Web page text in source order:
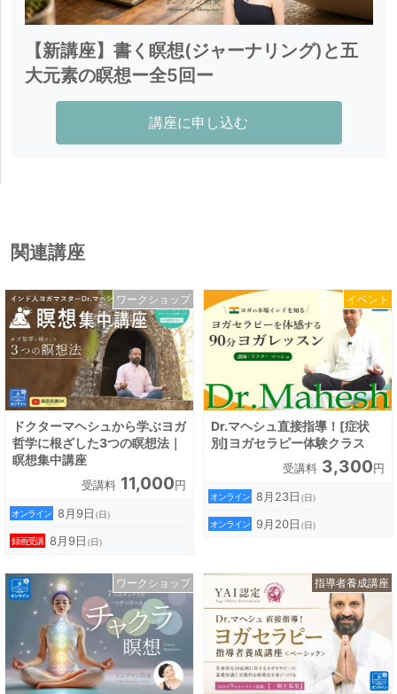
・大手企業、著名人のヨガ＆瞑想のプライベートクラ
ント
・六本木ミッドタウンヨガと瞑想イベント(2019年瞑
・ヨガジャパン(2018年バイリンガルヨガ講師)、
ト時代から始めたヨガに魅了され、そ
は15
年以上にわたり国内外でヨガの練習・指導をおこなっ
てお
り、ここ10年はボディワーク＆瞑想専門通訳者として
も著
名な講師の指導者養成講座、ワークショップ通訳者と
して
も活躍中である。現在もヨガアーサナと瞑想を日々実
ヨガ哲学を毎週通訳し、ボディワーク関連の書籍を愛
読し
Self Awareness (自己の気づき) と、Self Care (自己
のメンテ
ナンス) をクラスで大切 にしている 【 保有資格 】
・Associaton for Yoga and Meditaton in India
・200時間ヨガと瞑想講師養成講座終了（Diploma取
【新講座】書く瞑想(ジャーナリング)と五
大元素の瞑想ー全5回ー
講座に申し込む
関連講座
ドクターマヘシュから学ぶヨガ
哲学に根ざした3つの瞑想法｜
瞑想集中講座
受講料 11,000円
オンライン 8月9日（日）
録画受講 8月9日（日）
ワークショップ
Dr.マヘシュ直接指導！[症状
別]ヨガセラピー体験クラス
受講料 3,300円
オンライン 8月23日（日）
オンライン 9月20日（日）
イベント
ワークショップ 指導者養成講座